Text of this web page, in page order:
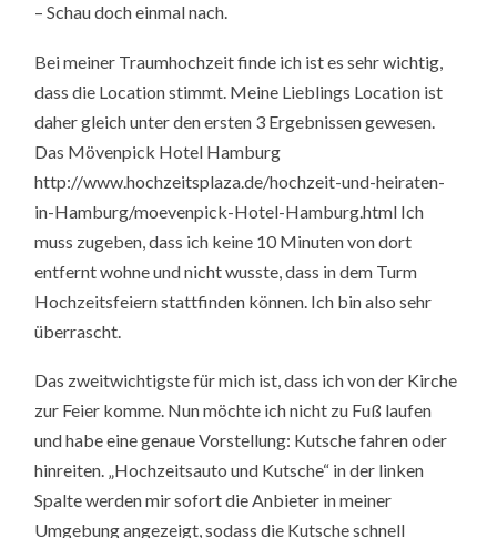
– Schau doch einmal nach.
Bei meiner Traumhochzeit finde ich ist es sehr wichtig,
dass die Location stimmt. Meine Lieblings Location ist
daher gleich unter den ersten 3 Ergebnissen gewesen.
Das Mövenpick Hotel Hamburg
http://www.hochzeitsplaza.de/hochzeit-und-heiraten-
in-Hamburg/moevenpick-Hotel-Hamburg.html Ich
muss zugeben, dass ich keine 10 Minuten von dort
entfernt wohne und nicht wusste, dass in dem Turm
Hochzeitsfeiern stattfinden können. Ich bin also sehr
überrascht.
Das zweitwichtigste für mich ist, dass ich von der Kirche
zur Feier komme. Nun möchte ich nicht zu Fuß laufen
und habe eine genaue Vorstellung: Kutsche fahren oder
hinreiten. „Hochzeitsauto und Kutsche“ in der linken
Spalte werden mir sofort die Anbieter in meiner
Umgebung angezeigt, sodass die Kutsche schnell